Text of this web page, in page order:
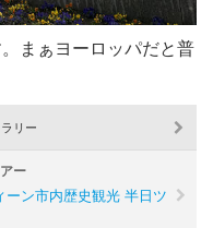
まぁヨーロッパだと普
リー
ー
ン市内歴史観光 半日ツ